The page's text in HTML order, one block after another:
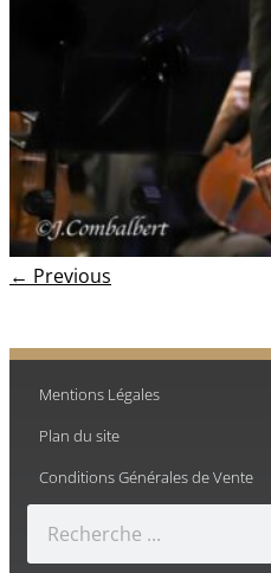
← Previous
Mentions Légales
Plan du site
Conditions Générales de Vente